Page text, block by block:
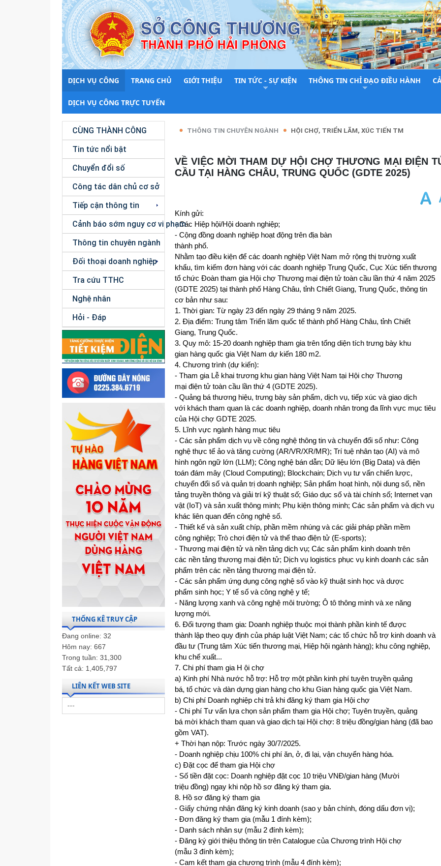
DỊCH VỤ CÔNG TRANG CHỦ GIỚI THIỆU TIN TỨC - SỰ KIỆN THÔNG TIN CHỈ ĐẠO ĐIỀU HÀNH
DỊCH VỤ CÔNG TRỰC TUYẾN
CÙNG THÀNH CÔNG
Tin tức nổi bật
Chuyển đổi số
Công tác dân chủ cơ sở
Tiếp cận thông tin
Cảnh báo sớm nguy cơ vi phạm
Thông tin chuyên ngành
Đối thoại doanh nghiệp
Tra cứu TTHC
Nghệ nhân
Hỏi - Đáp
THỐNG KÊ TRUY CẬP
Đang online: 32
Hôm nay: 667
Trong tuần: 31,300
Tất cả: 1,405,797
LIÊN KẾT WEB SITE
THÔNG TIN CHUYÊN NGÀNH HỘI CHỢ, TRIỂN LÃM, XÚC TIẾN TM
VỀ VIỆC MỜI THAM DỰ HỘI CHỢ THƯƠNG MẠI ĐIỆN TỬ TOÀN
CẦU TẠI HÀNG CHÂU, TRUNG QUỐC (GDTE 2025)
Kính gửi:
- Các Hiệp hội/Hội doanh nghiệp;
- Cộng đồng doanh nghiệp hoạt động trên địa bàn
thành phố.
Nhằm tạo điều kiện để các doanh nghiệp Việt Nam mở rộng thị trường xuất
khẩu, tìm kiếm đơn hàng với các doanh nghiệp Trung Quốc, Cục Xúc tiến thương
tổ chức Đoàn tham gia Hội chợ Thương mại điện tử toàn cầu lần thứ 4 năm 2025
(GDTE 2025) tại thành phố Hàng Châu, tỉnh Chiết Giang, Trung Quốc, thông tin
cơ bản như sau:
1. Thời gian: Từ ngày 23 đến ngày 29 tháng 9 năm 2025.
2. Địa điểm: Trung tâm Triển lãm quốc tế thành phố Hàng Châu, tỉnh Chiết
Giang, Trung Quốc.
3. Quy mô: 15-20 doanh nghiệp tham gia trên tổng diện tích trưng bày khu
gian hàng quốc gia Việt Nam dự kiến 180 m2.
4. Chương trình (dự kiến):
- Tham gia Lễ khai trương khu gian hàng Việt Nam tại Hội chợ Thương
mại điện tử toàn cầu lần thứ 4 (GDTE 2025).
- Quảng bá thương hiệu, trưng bày sản phẩm, dịch vụ, tiếp xúc và giao dịch
với khách tham quan là các doanh nghiệp, doanh nhân trong đa lĩnh vực mục tiêu
của Hội chợ GDTE 2025.
5. Lĩnh vực ngành hàng mục tiêu
- Các sản phẩm dịch vụ về công nghệ thông tin và chuyển đổi số như: Công
nghệ thực tế ảo và tăng cường (AR/VR/XR/MR); Trí tuệ nhân tạo (AI) và mô
hình ngôn ngữ lớn (LLM); Công nghệ bán dẫn; Dữ liệu lớn (Big Data) và điện
toán đám mây (Cloud Computing); Blockchain; Dịch vụ tư vấn chiến lược,
chuyển đổi số và quản trị doanh nghiệp; Sản phẩm hoạt hình, nội dung số, nền
tảng truyền thông và giải trí kỹ thuật số; Giáo dục số và tài chính số; Internet vạn
vật (IoT) và sản xuất thông minh; Phụ kiện thông minh; Các sản phẩm và dịch vụ
khác liên quan đến công nghệ số.
- Thiết kế và sản xuất chíp, phần mềm nhúng và các giải pháp phần mềm
công nghiệp; Trò chơi điện tử và thể thao điện tử (E-sports);
- Thương mại điện tử và nền tảng dịch vụ; Các sản phẩm kinh doanh trên
các nền tảng thương mại điện tử; Dịch vụ logistics phục vụ kinh doanh các sản
phẩm trên các nền tảng thương mại điện tử.
- Các sản phẩm ứng dụng công nghệ số vào kỹ thuật sinh học và dược
phẩm sinh học; Y tế số và công nghệ y tế;
- Năng lượng xanh và công nghệ môi trường; Ô tô thông minh và xe năng
lượng mới.
6. Đối tượng tham gia: Doanh nghiệp thuộc mọi thành phần kinh tế được
thành lập theo quy định của pháp luật Việt Nam; các tổ chức hỗ trợ kinh doanh và
đầu tư (Trung tâm Xúc tiến thương mại, Hiệp hội ngành hàng); khu công nghiệp,
khu chế xuất...
7. Chi phí tham gia H ội chợ
a) Kinh phí Nhà nước hỗ trợ: Hỗ trợ một phần kinh phí tuyên truyền quảng
bá, tổ chức và dàn dựng gian hàng cho khu Gian hàng quốc gia Việt Nam.
b) Chi phí Doanh nghiệp chi trả khi đăng ký tham gia Hội chợ
- Chi phí Tư vấn lựa chọn sản phẩm tham gia Hội chợ; Tuyên truyền, quảng
bá mời khách tham quan và giao dịch tại Hội chợ: 8 triệu đồng/gian hàng (đã bao
gồm VAT).
+ Thời hạn nộp: Trước ngày 30/7/2025.
- Doanh nghiệp chịu 100% chi phí ăn, ở, đi lại, vận chuyển hàng hóa.
c) Đặt cọc để tham gia Hội chợ
- Số tiền đặt cọc: Doanh nghiệp đặt cọc 10 triệu VNĐ/gian hàng (Mười
triệu đồng) ngay khi nộp hồ sơ đăng ký tham gia.
8. Hồ sơ đăng ký tham gia
- Giấy chứng nhận đăng ký kinh doanh (sao y bản chính, đóng dấu đơn vị);
- Đơn đăng ký tham gia (mẫu 1 đính kèm);
- Danh sách nhân sự (mẫu 2 đính kèm);
- Đăng ký giới thiệu thông tin trên Catalogue của Chương trình Hội chợ
(mẫu 3 đính kèm);
- Cam kết tham gia chương trình (mẫu 4 đính kèm);